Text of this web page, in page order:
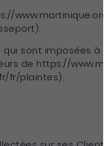
sont imposées à
de https://
fr/plaintes).